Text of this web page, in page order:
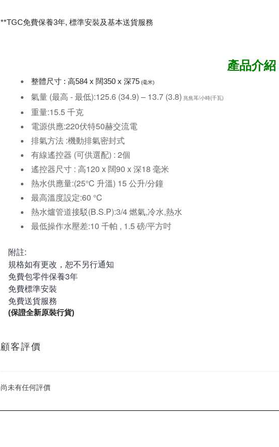
**TGC免費保養3年, 標準安裝及基本送貨服務
產品介紹
整體尺寸 : 高584 x 闊350 x 深75 (毫米)
氣量 (最高 - 最低):125.6 (34.9) – 13.7 (3.8) 兆焦耳/小時(千瓦)
重量:15.5 千克
電源供應:220伏特50赫交流電
排氣方法 :機動排氣密封式
有線遙控器 (可供選配) : 2個
遙控器尺寸 : 高120 x 闊90 x 深18 毫米
熱水供應量:(25°C 升溫) 15 公升/分鐘
最高溫度設定:60 °C
熱水爐管道接駁(B.S.P):3/4 燃氣,冷水,熱水
最低操作水壓差:10 千帕 , 1.5 磅/平方吋
附註:
規格如有更改，恕不另行通知
免費包零件保養3年
免費標準安裝
免費送貨服務
(保證全新原裝行貨)
顧客評價
尚未有任何評價